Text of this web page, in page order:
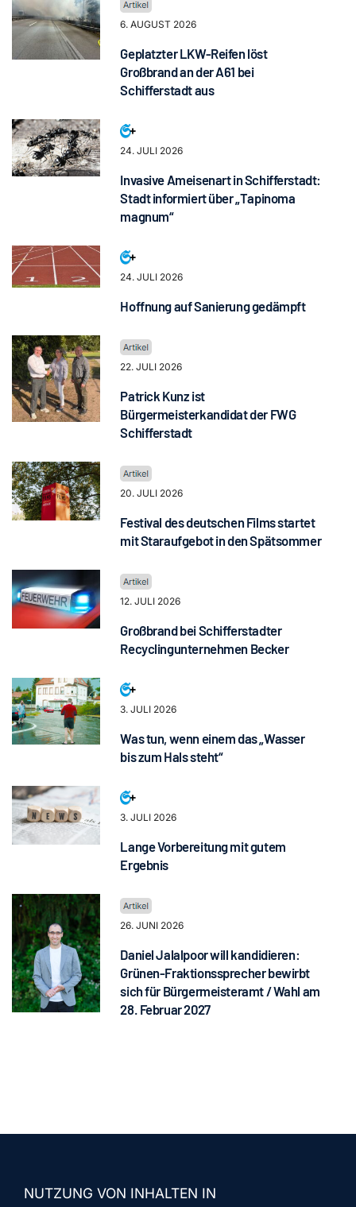
6. AUGUST 2026
Geplatzter LKW-Reifen löst
Großbrand an der A61 bei
Schifferstadt aus
24. JULI 2026
Invasive Ameisenart in Schifferstadt:
Stadt informiert über „Tapinoma
magnum“
24. JULI 2026
Hoffnung auf Sanierung gedämpft
22. JULI 2026
Patrick Kunz ist
Bürgermeisterkandidat der FWG
Schifferstadt
20. JULI 2026
Festival des deutschen Films startet
mit Staraufgebot in den Spätsommer
12. JULI 2026
Großbrand bei Schifferstadter
Recyclingunternehmen Becker
3. JULI 2026
Was tun, wenn einem das „Wasser
bis zum Hals steht“
3. JULI 2026
Lange Vorbereitung mit gutem
Ergebnis
26. JUNI 2026
Daniel Jalalpoor will kandidieren:
Grünen-Fraktionssprecher bewirbt
sich für Bürgermeisteramt / Wahl am
28. Februar 2027
NUTZUNG VON INHALTEN IN